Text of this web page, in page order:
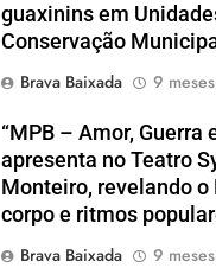
guaxinins em
Conservação
Brava Baixada
9
“MPB – Amor, Guerra
apresenta no Teatro
Monteiro, revelando o
corpo e ritmos
Brava Baixada
9